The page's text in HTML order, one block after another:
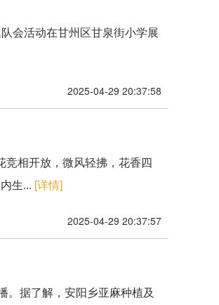
会活动在甘州区甘泉街小学展
2025-04-29 20:37:58
相开放，微风轻拂，花香四
生... [详情]
2025-04-29 20:37:57
据了解，安阳乡亚麻种植及